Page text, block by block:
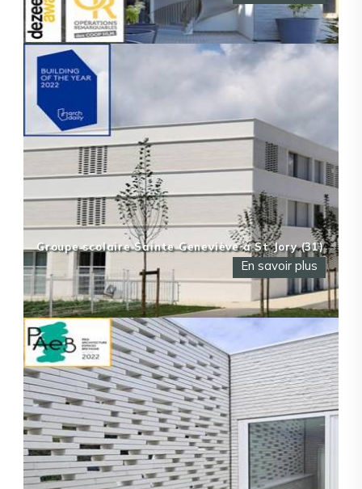
Groupe scolaire Sainte Geneviève à St Jory (31)
En savoir plus